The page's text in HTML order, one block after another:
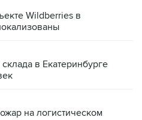
Wildberries в
в Екатеринбурге
на логистическом